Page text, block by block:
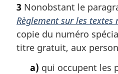
3 Nonobstant le
Règlement sur les textes
copie du numéro
titre gratuit, aux
a) qui occupent les